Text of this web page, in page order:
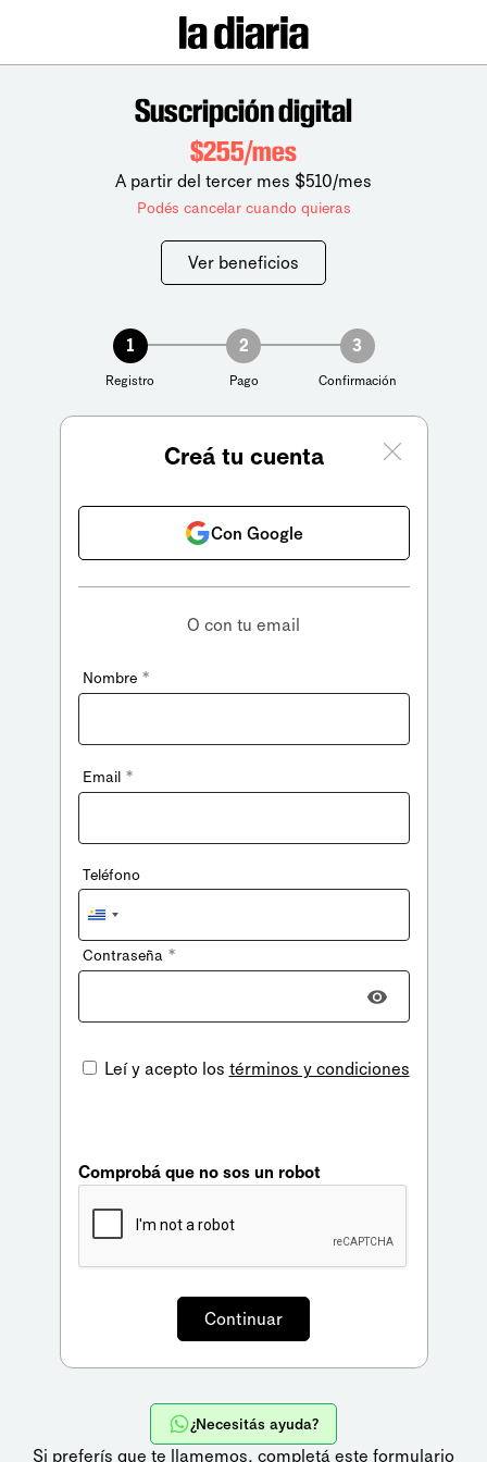
Suscripción digital
$255/mes
A partir del tercer mes $510/mes
Podés cancelar cuando quieras
Ver beneficios
1
Registro
2
Pago
3
Confirmación
Creá tu cuenta
Con Google
O con tu email
Nombre *
Email *
Teléfono
Uruguay
+598
Contraseña *
Leí y acepto los términos y condiciones
Comprobá que no sos un robot
¿Necesitás ayuda?
Si preferís que te llamemos, completá este formulario